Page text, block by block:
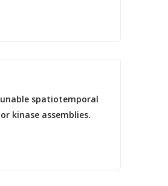
spatiotemporal
kinase assemblies.